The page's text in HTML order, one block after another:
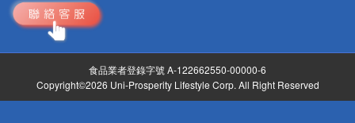
食品業者登錄字號 A-122662550-00000-6
Copyright©2026 Uni-Prosperity Lifestyle Corp. All Right Reserved